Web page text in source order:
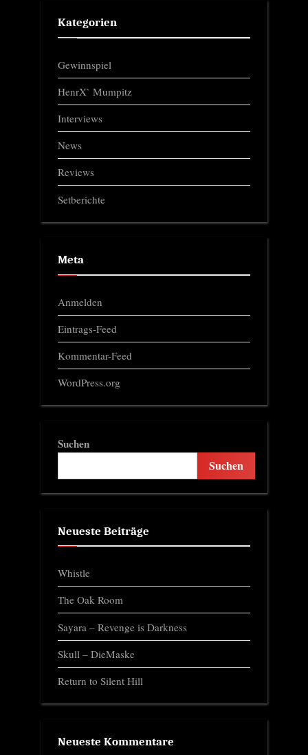
Kategorien
Gewinnspiel
HenrX` Mumpitz
Interviews
News
Reviews
Setberichte
Meta
Anmelden
Eintrags-Feed
Kommentar-Feed
WordPress.org
Suchen
Suchen
Neueste Beiträge
Whistle
The Oak Room
Sayara – Revenge is Darkness
Skull – DieMaske
Return to Silent Hill
Neueste Kommentare